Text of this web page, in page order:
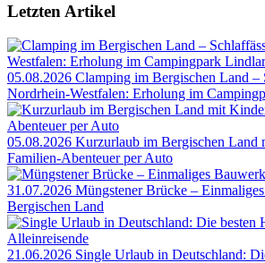
Letzten Artikel
05.08.2026 Clamping im Bergischen Land –
Nordrhein-Westfalen: Erholung im
05.08.2026 Kurzurlaub im Bergischen Land
Familien-Abenteuer per Auto
31.07.2026 Müngstener Brücke –
Bergischen Land
21.06.2026 Single Urlaub in Deutschland: